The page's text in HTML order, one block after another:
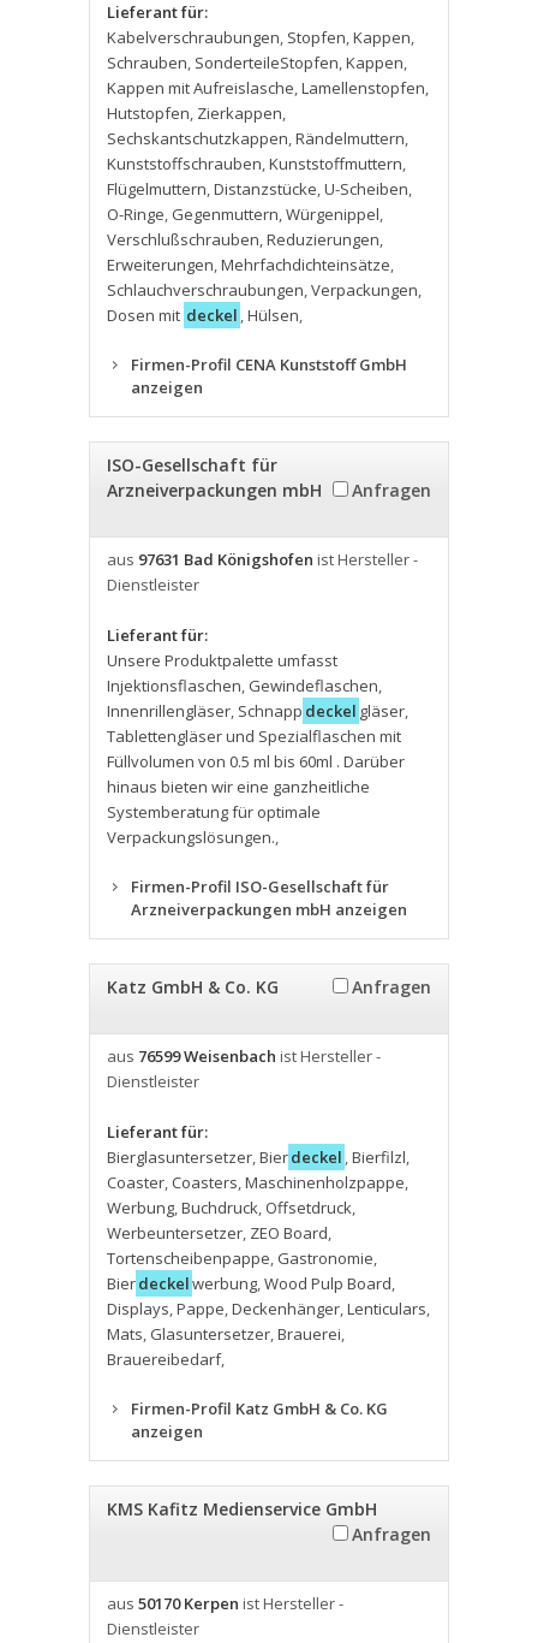
Lieferant für:
Kabelverschraubungen, Stopfen,Kappen,
Schrauben, SonderteileStopfen,Kappen,
Kappen mit Aufreislasche,Lamellenstopfen,
Hutstopfen, Zierkappen,
Sechskantschutzkappen,Rändelmuttern,
Kunststoffschrauben,Kunststoffmuttern,
Flügelmuttern,Distanzstücke,U-Scheiben,
O-Ringe, Gegenmuttern,Würgenippel,
Verschlußschrauben,Reduzierungen,
Erweiterungen,Mehrfachdichteinsätze,
Schlauchverschraubungen,Verpackungen,
Dosen mit deckel ,Hülsen,
Firmen-Profil CENA Kunststoff GmbH
anzeigen
ISO-Gesellschaft für
Arzneiverpackungen mbH
Anfragen
aus 97631 Bad Königshofen ist Hersteller -
Dienstleister
Lieferant für:
Unsere Produktpalette umfasst
Injektionsflaschen, Gewindeflaschen,
Innenrillengläser, Schnapp deckel gläser,
Tablettengläser und Spezialflaschen mit
Füllvolumen von 0.5 ml bis 60ml . Darüber
hinaus bieten wir eine ganzheitliche
Systemberatung für optimale
Verpackungslösungen.,
Firmen-Profil ISO-Gesellschaft für
Arzneiverpackungen mbH anzeigen
Katz GmbH & Co. KG Anfragen
aus 76599 Weisenbach ist Hersteller -
Dienstleister
Lieferant für:
Bierglasuntersetzer,Bierdeckel ,Bierfilzl,
Coaster, Coasters,Maschinenholzpappe,
Werbung,Buchdruck, Offsetdruck,
Werbeuntersetzer, ZEO Board,
Tortenscheibenpappe, Gastronomie,
Bierdeckelwerbung,Wood Pulp Board,
Displays,Pappe,Deckenhänger,Lenticulars,
Mats, Glasuntersetzer,Brauerei,
Brauereibedarf,
Firmen-Profil Katz GmbH & Co. KG
anzeigen
KMS Kafitz Medienservice GmbH
Anfragen
aus 50170 Kerpen ist Hersteller -
Dienstleister